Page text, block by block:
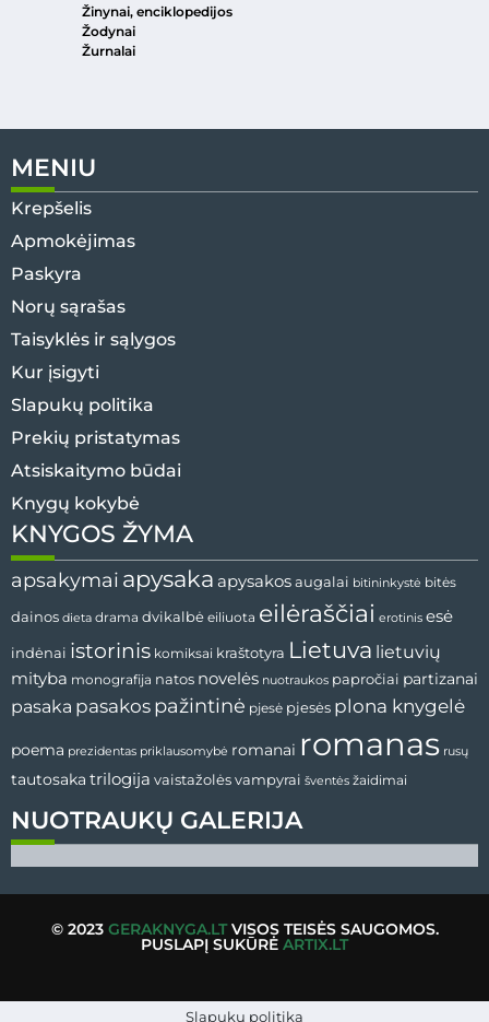
Žinynai, enciklopedijos
Žodynai
Žurnalai
MENIU
Krepšelis
Apmokėjimas
Paskyra
Norų sąrašas
Taisyklės ir sąlygos
Kur įsigyti
Slapukų politika
Prekių pristatymas
Atsiskaitymo būdai
Knygų kokybė
NUOTRAUKŲ GALERIJA
KNYGOS ŽYMA
apsakymai apysaka apysakos augalai bitininkystė bitės
dainos dieta drama dvikalbė eiliuota eilėraščiai erotinis esė
indėnai istorinis komiksai kraštotyra Lietuva lietuvių
mityba monografija natos novelės nuotraukos papročiai partizanai
pasaka pasakos pažintinė pjesė pjesės plona knygelė
poema prezidentas priklausomybė romanai romanas rusų
tautosaka trilogija vaistažolėsvampyrai šventės žaidimai
© 2023 GERAKNYGA.LTVISOS TEISĖS SAUGOMOS.
PUSLAPĮ SUKŪRĖ ARTIX.LT
Slapukų politika